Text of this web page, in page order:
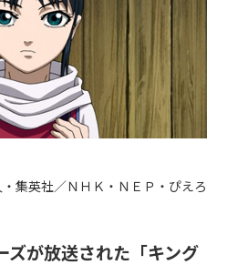
集英社／ＮＨＫ・ＮＥＰ・ぴえろ
ズが放送された「キング